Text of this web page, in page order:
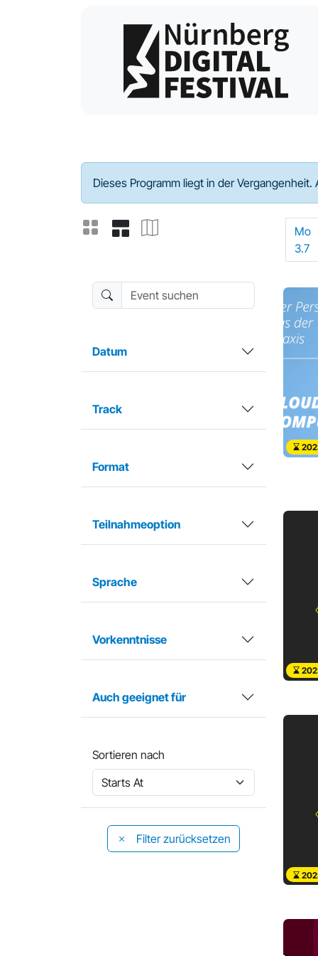
Programm - 2023
Dieses Programm liegt in der
Event suchen
Datum
Track
Format
Teilnahmeoption
Sprache
Vorkenntnisse
Auch geeignet für
Sortieren nach
Filter zurücksetzen
Mo
3.7